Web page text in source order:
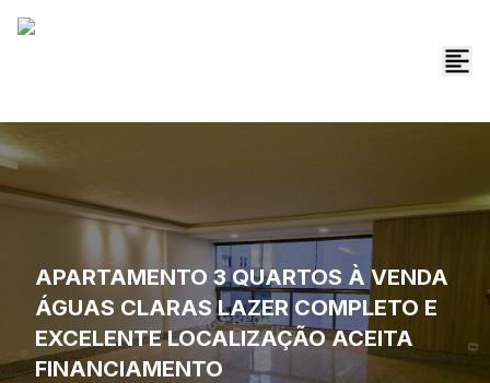
APARTAMENTO 3 QUARTOS À VENDA
ÁGUAS CLARAS LAZER COMPLETO E
EXCELENTE LOCALIZAÇÃO ACEITA
FINANCIAMENTO